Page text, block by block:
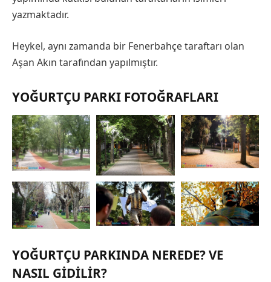
yazmaktadır.
Heykel, aynı zamanda bir Fenerbahçe taraftarı olan
Aşan Akın tarafından yapılmıştır.
YOĞURTÇU PARKI FOTOĞRAFLARI
YOĞURTÇU PARKINDA NEREDE? VE
NASIL GIDILIR?